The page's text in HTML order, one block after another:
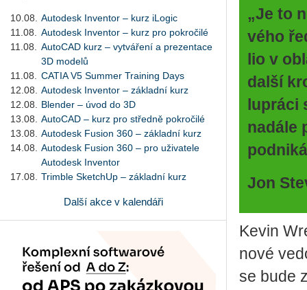
10.08.
Autodesk Inventor – kurz iLogic
11.08.
Autodesk Inventor – kurz pro pokročilé
11.08.
AutoCAD kurz – vytváření a prezentace
3D modelů
11.08.
CATIA V5 Summer Training Days
12.08.
Autodesk Inventor – základní kurz
12.08.
Blender – úvod do 3D
13.08.
AutoCAD – kurz pro středně pokročilé
13.08.
Autodesk Fusion 360 – základní kurz
14.08.
Autodesk Fusion 360 – pro uživatele
Autodesk Inventor
17.08.
Trimble SketchUp – základní kurz
Další akce v kalendáři
„Je to
vé­ho
lio v
další
lu­prá­ci
na­dá­le
Jon
Kevin
nové
se bude